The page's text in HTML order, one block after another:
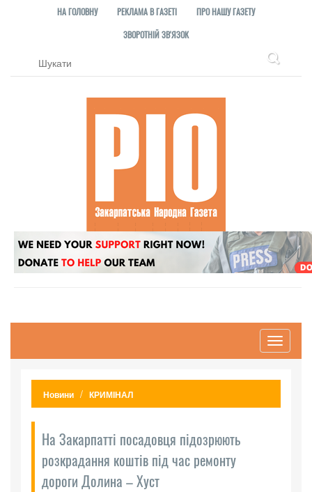
НА ГОЛОВНУ РЕКЛАМА В ГАЗЕТІ
ПРО НАШУ ГАЗЕТУ
ЗВОРОТНІЙ ЗВ'ЯЗОК
Toggle
Новини КРИМІНАЛ
На Закарпатті посадовця підозрюють
розкрадання коштів під час ремонту
дороги Долина – Хуст